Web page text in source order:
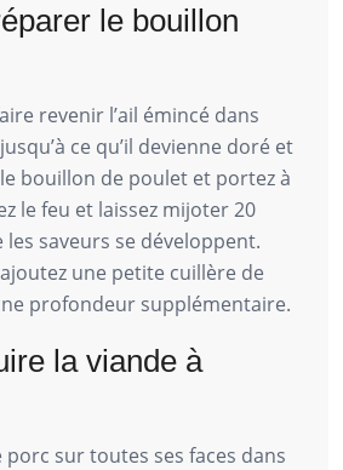
le bouillon
revenir l’ail émincé dans
ce qu’il devienne doré et
bouillon de poulet et portez à
le feu et laissez mijoter 20
saveurs se développent.
ajoutez une petite cuillère de
profondeur supplémentaire.
la viande à
sur toutes ses faces dans